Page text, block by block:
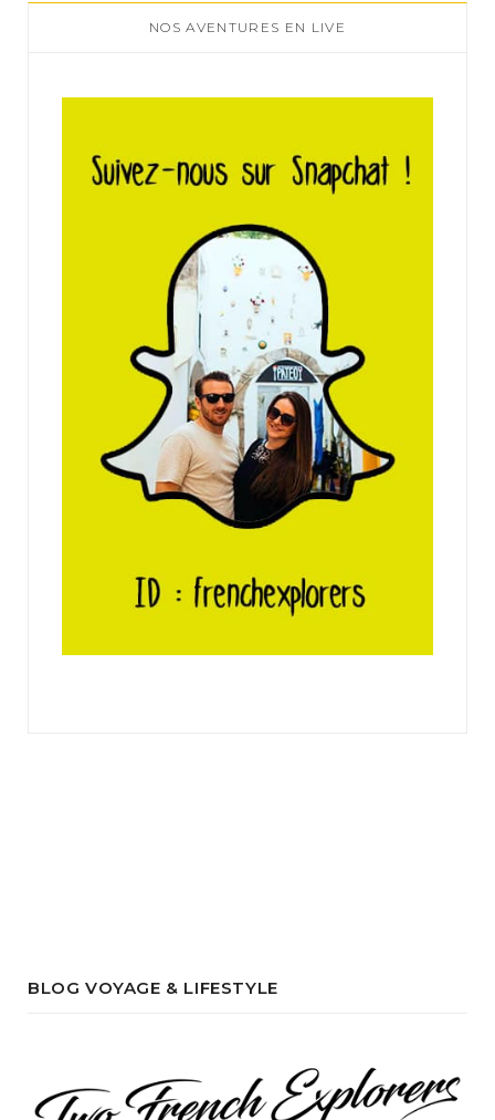
NOS AVENTURES EN LIVE
BLOG VOYAGE & LIFESTYLE